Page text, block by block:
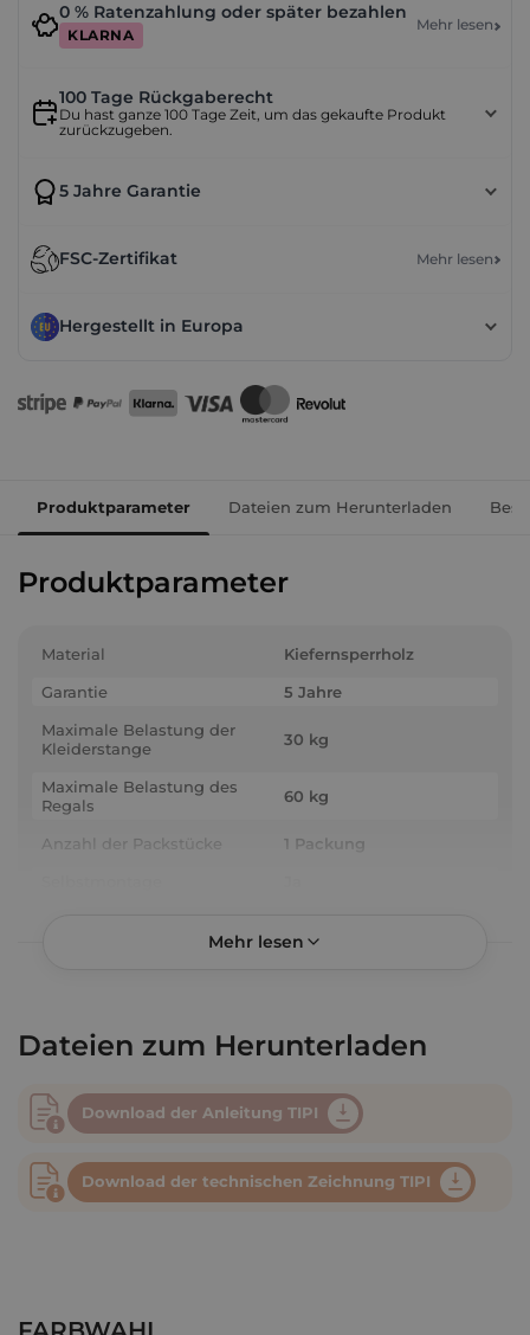
0 % Ratenzahlung oder später bezahlen
KLARNA
Mehr lesen
100 Tage Rückgaberecht
Du hast ganze 100 Tage Zeit, um das gekaufte Produkt
zurückzugeben.
5 Jahre Garantie
FSC-Zertifikat Mehr lesen
Hergestellt in Europa
Produktparameter Dateien zum Herunterladen
Produktparameter
Material
Kiefernsperrholz
Garantie
5 Jahre
Maximale Belastung der
Kleiderstange
30 kg
Maximale Belastung des
Regals
60 kg
Anzahl der Packstücke
1 Packung
EAN
5905090161622
Mehr lesen
Dateien zum Herunterladen
Download der Anleitung TIPI
Download der technischen Zeichnung TIPI